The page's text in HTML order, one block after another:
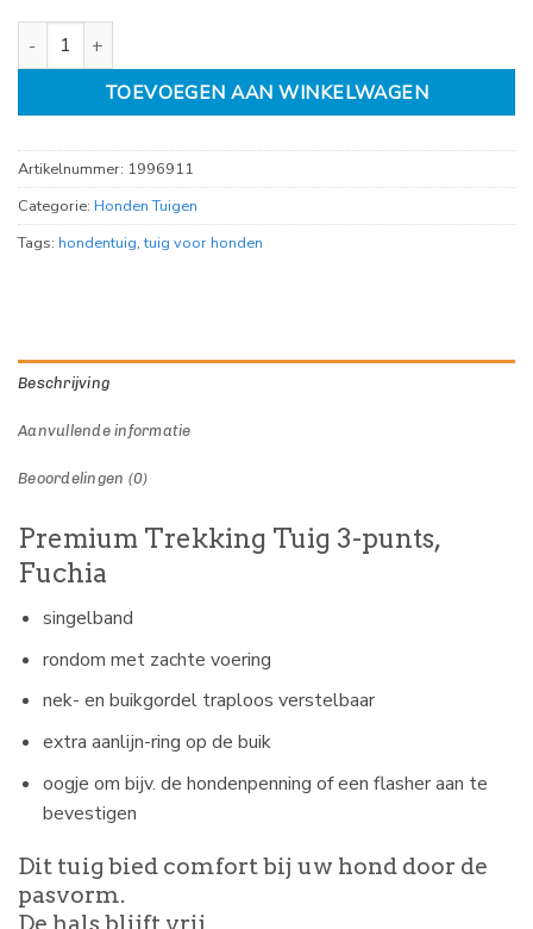
Premium Trekking Tuig 3-punts, Fuchia diverse maten aantal
TOEVOEGEN AAN WINKELWAGEN
Artikelnummer: 1996911
Categorie: Honden Tuigen
Tags: hondentuig,tuig voor honden
Beschrijving
Aanvullende informatie
Beoordelingen (0)
Premium Trekking Tuig 3-punts,
Fuchia
singelband
rondom met zachte voering
nek- en buikgordel traploos verstelbaar
extra aanlijn-ring op de buik
oogje om bijv. de hondenpenning of een flasher aan te
bevestigen
Dit tuig bied comfort bij uw hond door de
pasvorm.